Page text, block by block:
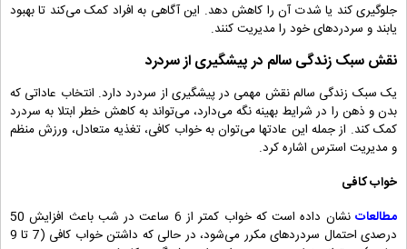
جلوگیری کند یا شدت آن را کاهش دهد. این آگاهی به افراد کمک می‌کند تا بهبود
یابند و سردردهای خود را مدیریت کنند.
نقش سبک زندگی سالم در پیشگیری از سردرد
یک سبک زندگی سالم نقش مهمی در پیشگیری از سردرد دارد. انتخاب عاداتی که
بدن و ذهن را در شرایط بهینه نگه می‌دارد، می‌تواند به کاهش خطر ابتلا به سردرد
کمک کند. از جمله این عادتها می‌توان به خواب کافی، تغذیه متعادل، ورزش منظم
و مدیریت استرس اشاره کرد.
خواب کافی
مطالعات
نشان داده است که خواب کمتر از 6 ساعت در شب باعث افزایش 50
درصدی احتمال سردردهای مکرر می‌شود، در حالی که داشتن خواب کافی (7 تا 9